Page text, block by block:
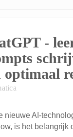
-
optimaal
nieuwe AI-
is het belangrijk